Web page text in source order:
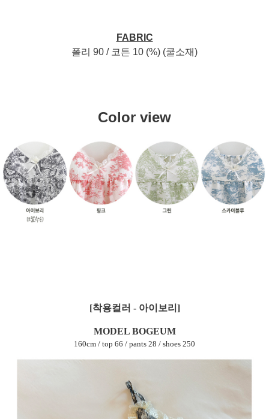
FABRIC
폴리 90 / 코튼 10 (%) (쿨소재)
Color view
[착용컬러 - 아이보리]
MODEL BOGEUM
160cm / top 66 / pants 28 / shoes 250